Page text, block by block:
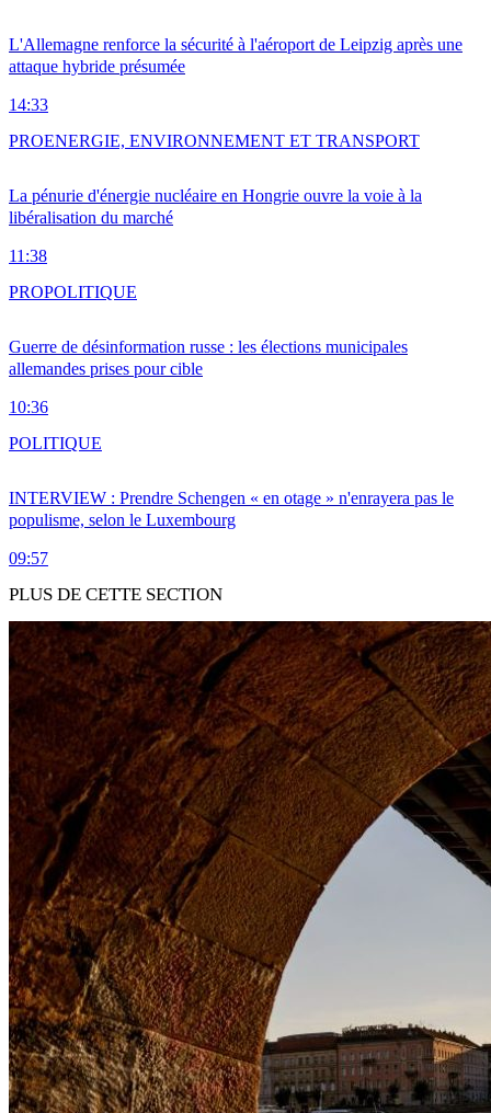
L'Allemagne renforce la sécurité à l'aéroport de Leipzig après une
attaque hybride présumée
14:33
La pénurie d'énergie nucléaire en Hongrie ouvre la voie à la
libéralisation du marché
11:38
PROENERGIE, ENVIRONNEMENT ET TRANSPORT
Guerre de désinformation russe : les élections municipales
allemandes prises pour cible
10:36
PROPOLITIQUE
INTERVIEW : Prendre Schengen « en otage » n'enrayera pas le
populisme, selon le Luxembourg
09:57
POLITIQUE
PLUS DE CETTE SECTION